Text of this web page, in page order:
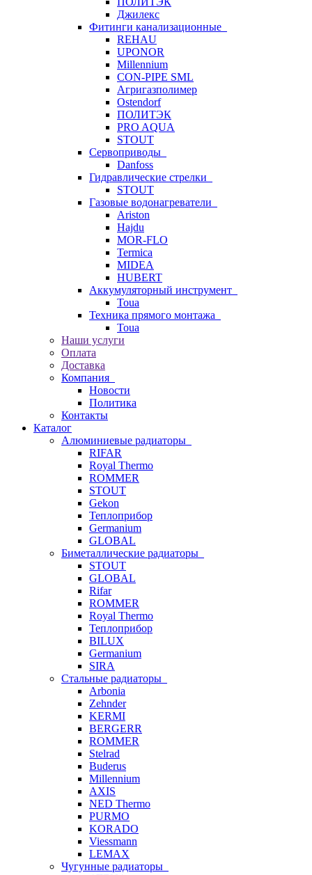
Джилекс
Фитинги канализационные
REHAU
UPONOR
Millennium
CON-PIPE SML
Агригазполимер
Ostendorf
ПОЛИТЭК
PRO AQUA
STOUT
Сервоприводы
Danfoss
Гидравлические стрелки
STOUT
Газовые водонагреватели
Ariston
Hajdu
MOR-FLO
Termica
MIDEA
HUBERT
Аккумуляторный инструмент
Toua
Техника прямого монтажа
Toua
Наши услуги
Оплата
Доставка
Компания
Новости
Политика
Контакты
Каталог
Алюминиевые радиаторы
RIFAR
Royal Thermo
ROMMER
STOUT
Gekon
Теплоприбор
Germanium
GLOBAL
Биметаллические радиаторы
STOUT
GLOBAL
Rifar
ROMMER
Royal Thermo
Теплоприбор
BILUX
Germanium
SIRA
Стальные радиаторы
Arbonia
Zehnder
KERMI
BERGERR
ROMMER
Stelrad
Buderus
Millennium
AXIS
NED Thermo
PURMO
KORADO
Viessmann
LEMAX
Чугунные радиаторы